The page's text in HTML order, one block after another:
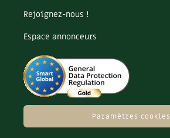
Scorsonère
Sécateur
Sécheresse
Semence paysanne
Semis
Serre
Sève de bouleau
Sobriété
Rejoignez-nous !
Espace annonceurs
Paramètres cookies